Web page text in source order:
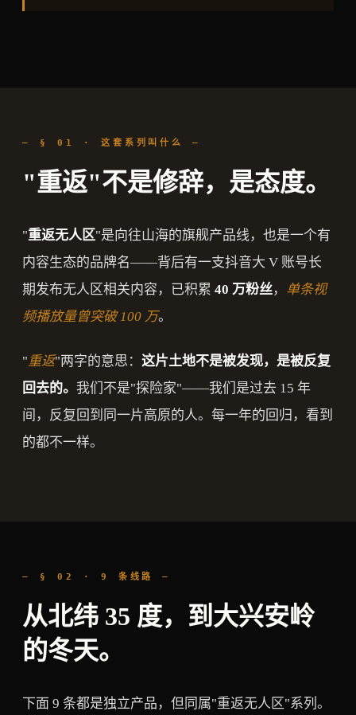
— § 01 · 这套系列叫什么 —
"重返"不是修辞，是态度。
"重返无人区"是向往山海的旗舰产品线，也是一个有
内容生态的品牌名——背后有一支抖音大 V 账号长
期发布无人区相关内容，已积累 40 万粉丝， 单条视
频播放量曾突破 100 万。
"重返"两字的意思： 这片土地不是被发现，是被反复
回去的。 我们不是"探险家"——我们是过去 15 年
间，反复回到同一片高原的人。每一年的回归，看到
的都不一样。
— § 02 · 9 条线路 —
从北纬 35 度，到大兴安岭
的冬天。
下面 9 条都是独立产品，但同属"重返无人区"系列。